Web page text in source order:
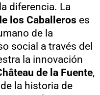
diferencia. La
los Caballeros es
de la
social a través del
la innovación
de la Fuente,
la historia de